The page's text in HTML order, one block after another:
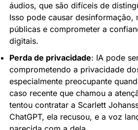
áudios, que são difíceis de
Isso pode causar desinformação,
públicas e comprometer a
digitais.
Perda de privacidade: IA pode
comprometendo a privacidade
especialmente preocupante
caso recente que chamou a
tentou contratar a Scarlett
ChatGPT, ela recusou, e a voz